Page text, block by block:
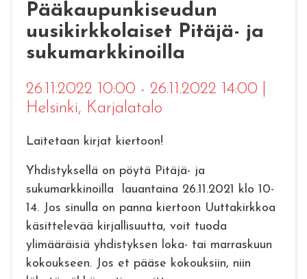
Pääkaupunkiseudun
uusikirkkolaiset Pitäjä- ja
sukumarkkinoilla
26.11.2022 10:00 - 26.11.2022 14:00
Helsinki, Karjalatalo
Laitetaan kirjat kiertoon!
Yhdistyksellä on pöytä Pitäjä- ja
sukumarkkinoilla lauantaina 26.11.2021 klo 10-
14. Jos sinulla on panna kiertoon Uuttakirkkoa
käsittelevää kirjallisuutta, voit tuoda
ylimääräisiä yhdistyksen loka- tai marraskuun
kokoukseen. Jos et pääse kokouksiin, niin